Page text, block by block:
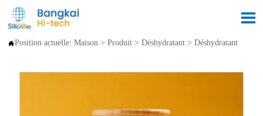

Position actuelle:Maison >Produit >Déshydratant >Déshydratant